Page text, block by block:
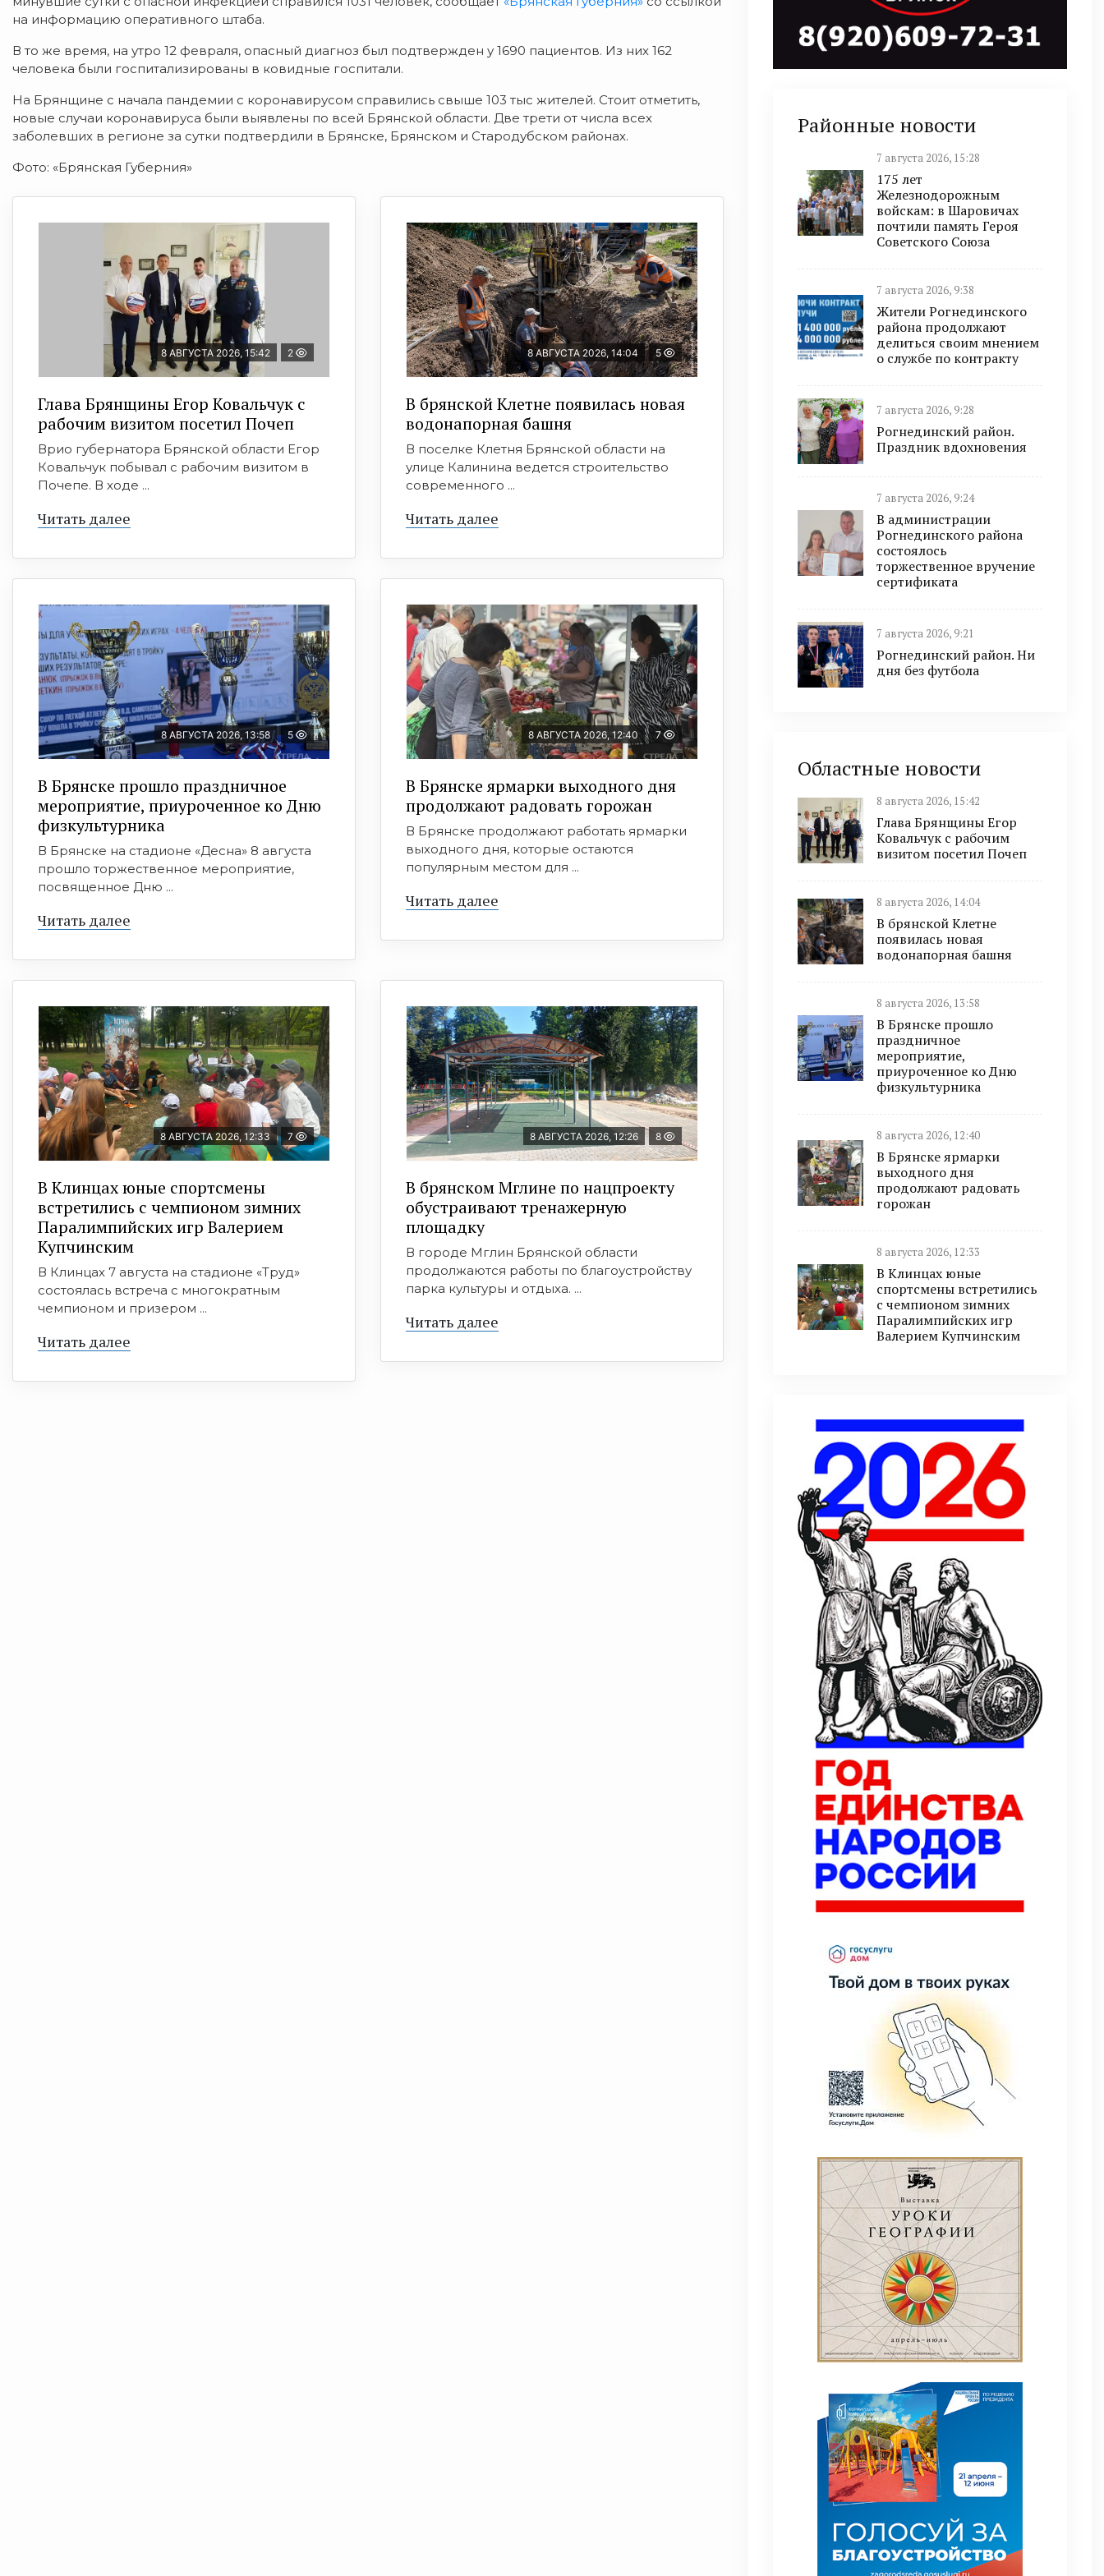
на информацию оперативного штаба.
В то же время, на утро 12 февраля, опасный диагноз был подтвержден у 1690 пациентов. Из них 162
человека были госпитализированы в ковидные госпитали.
На Брянщине с начала пандемии с коронавирусом справились свыше 103 тыс жителей. Стоит отметить,
новые случаи коронавируса были выявлены по всей Брянской области. Две трети от числа всех
заболевших в регионе за сутки подтвердили в Брянске, Брянском и Стародубском районах.
Фото: «Брянская Губерния»
8 АВГУСТА 2026, 15:42 2
Глава Брянщины Егор Ковальчук с
рабочим визитом посетил Почеп
Врио губернатора Брянской области Егор
Ковальчук побывал с рабочим визитом в
Почепе. В ходе ...
Читать далее
8 АВГУСТА 2026, 14:04 5
В брянской Клетне появилась новая
водонапорная башня
В поселке Клетня Брянской области на
улице Калинина ведется строительство
современного ...
Читать далее
8 АВГУСТА 2026, 13:58 5
В Брянске прошло праздничное
мероприятие, приуроченное ко Дню
физкультурника
В Брянске на стадионе «Десна» 8 августа
прошло торжественное мероприятие,
посвященное Дню ...
Читать далее
8 АВГУСТА 2026, 12:40 7
В Брянске ярмарки выходного дня
продолжают радовать горожан
В Брянске продолжают работать ярмарки
выходного дня, которые остаются
популярным местом для ...
Читать далее
8 АВГУСТА 2026, 12:33 7
В Клинцах юные спортсмены
встретились с чемпионом зимних
Паралимпийских игр Валерием
Купчинским
В Клинцах 7 августа на стадионе «Труд»
состоялась встреча с многократным
чемпионом и призером ...
Читать далее
8 АВГУСТА 2026, 12:26 8
В брянском Мглине по нацпроекту
обустраивают тренажерную
площадку
В городе Мглин Брянской области
продолжаются работы по благоустройству
парка культуры и отдыха. ...
Читать далее
Районные новости
7 августа 2026, 15:28
175 лет
Железнодорожным
войскам: в Шаровичах
почтили память Героя
Советского Союза
7 августа 2026, 9:38
Жители Рогнединского
района продолжают
делиться своим мнением
о службе по контракту
7 августа 2026, 9:28
Рогнединский район.
Праздник вдохновения
7 августа 2026, 9:24
В администрации
Рогнединского района
состоялось
торжественное вручение
сертификата
7 августа 2026, 9:21
Рогнединский район. Ни
дня без футбола
Областные новости
8 августа 2026, 15:42
Глава Брянщины Егор
Ковальчук с рабочим
визитом посетил Почеп
8 августа 2026, 14:04
В брянской Клетне
появилась новая
водонапорная башня
8 августа 2026, 13:58
В Брянске прошло
праздничное
мероприятие,
приуроченное ко Дню
физкультурника
8 августа 2026, 12:40
В Брянске ярмарки
выходного дня
продолжают радовать
горожан
8 августа 2026, 12:33
В Клинцах юные
спортсмены встретились
с чемпионом зимних
Паралимпийских игр
Валерием Купчинским